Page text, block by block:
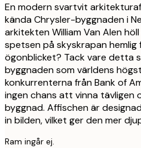
En modern svartvit
kända Chrysler-byggnaden i
arkitekten William Van Alen
spetsen på skyskrapan
ögonblicket? Tack vare detta
byggnaden som världens
konkurrenterna från Bank of
ingen chans att vinna tävligen
byggnad. Affischen är
in bilden, vilket ger den mer
Ram ingår ej.